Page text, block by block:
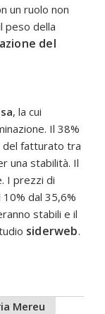
un ruolo non
peso della
del
, la cui
Il 38%
del fatturato tra
una stabilità. Il
I prezzi di
dal 35,6%
stabili e il
siderweb.
Mereu